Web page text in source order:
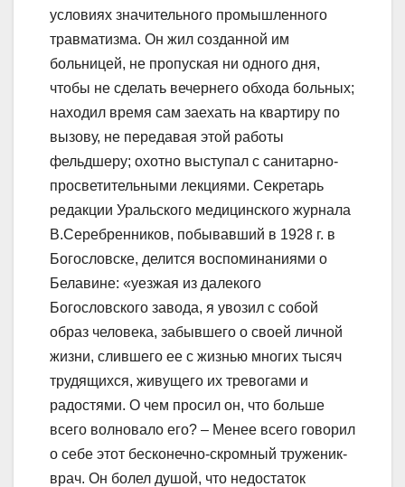
условиях значительного промышленного
травматизма. Он жил созданной им
больницей, не пропуская ни одного дня,
чтобы не сделать вечернего обхода больных;
находил время сам заехать на квартиру по
вызову, не передавая этой работы
фельдшеру; охотно выступал с санитарно-
просветительными лекциями. Секретарь
редакции Уральского медицинского журнала
В.Серебренников, побывавший в 1928 г. в
Богословске, делится воспоминаниями о
Белавине: «уезжая из далекого
Богословского завода, я увозил с собой
образ человека, забывшего о своей личной
жизни, слившего ее с жизнью многих тысяч
трудящихся, живущего их тревогами и
радостями. О чем просил он, что больше
всего волновало его? – Менее всего говорил
о себе этот бесконечно-скромный труженик-
врач. Он болел душой, что недостаток